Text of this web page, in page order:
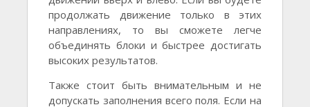
продолжать движение только в этих
направлениях, то вы сможете легче
объединять блоки и быстрее достигать
высоких результатов.
Также стоит быть внимательным и не
допускать заполнения всего поля. Если на